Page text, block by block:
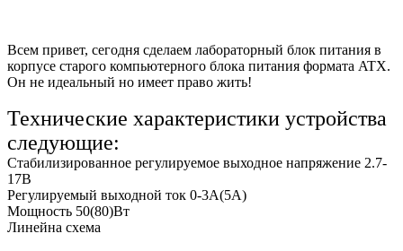
Всем привет, сегодня сделаем лабораторный блок питания в
корпусе старого компьютерного блока питания формата ATX.
Он не идеальный но имеет право жить!
Технические характеристики устройства
следующие:
Стабилизированное регулируемое выходное напряжение 2.7-
17В
Регулируемый выходной ток 0-3А(5А)
Мощность 50(80)Вт
Линейна схема